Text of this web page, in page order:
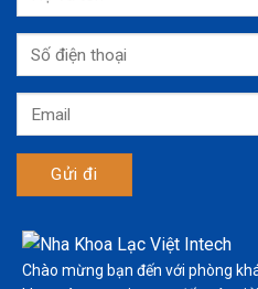
Chào mừng bạn đến với phòng